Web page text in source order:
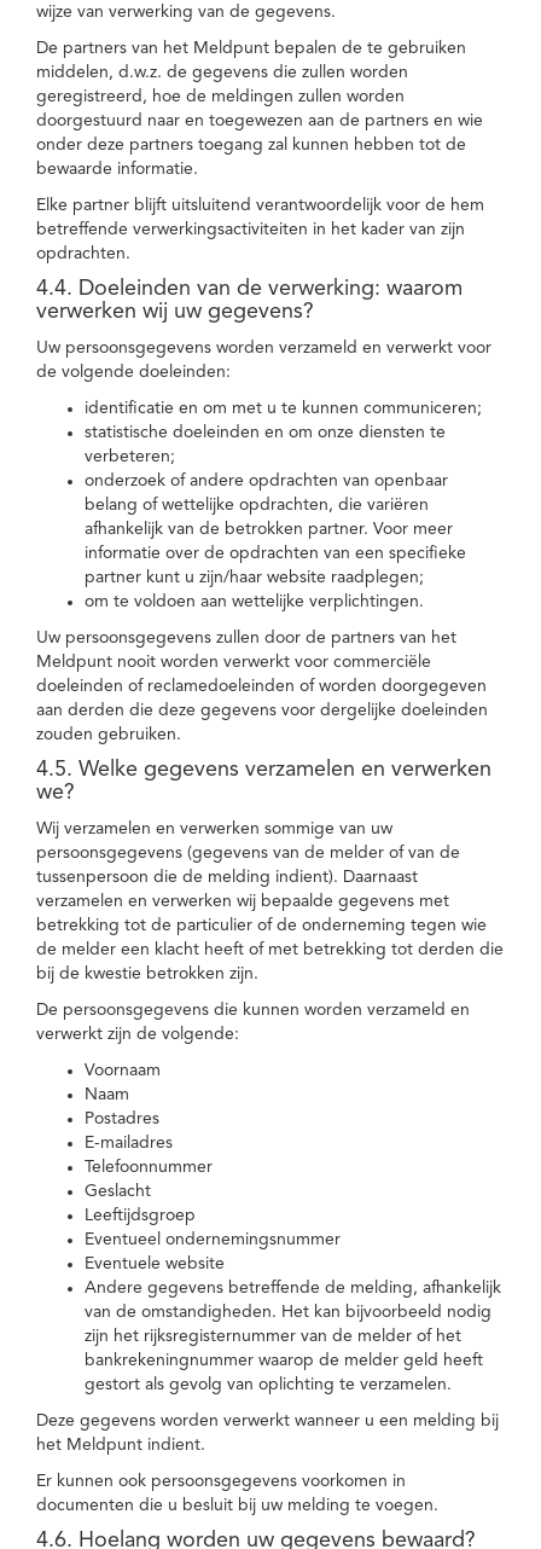
wijze van verwerking van de gegevens.
De partners van het Meldpunt bepalen de te gebruiken
middelen, d.w.z. de gegevens die zullen worden
geregistreerd, hoe de meldingen zullen worden
doorgestuurd naar en toegewezen aan de partners en wie
onder deze partners toegang zal kunnen hebben tot de
bewaarde informatie.
Elke partner blijft uitsluitend verantwoordelijk voor de hem
betreffende verwerkingsactiviteiten in het kader van zijn
opdrachten.
4.4. Doeleinden van de verwerking: waarom
verwerken wij uw gegevens?
Uw persoonsgegevens worden verzameld en verwerkt voor
de volgende doeleinden:
identificatie en om met u te kunnen communiceren;
statistische doeleinden en om onze diensten te
verbeteren;
onderzoek of andere opdrachten van openbaar
belang of wettelijke opdrachten, die variëren
afhankelijk van de betrokken partner. Voor meer
informatie over de opdrachten van een specifieke
partner kunt u zijn/haar website raadplegen;
om te voldoen aan wettelijke verplichtingen.
Uw persoonsgegevens zullen door de partners van het
Meldpunt nooit worden verwerkt voor commerciële
doeleinden of reclamedoeleinden of worden doorgegeven
aan derden die deze gegevens voor dergelijke doeleinden
zouden gebruiken.
4.5. Welke gegevens verzamelen en verwerken
we?
Wij verzamelen en verwerken sommige van uw
persoonsgegevens (gegevens van de melder of van de
tussenpersoon die de melding indient). Daarnaast
verzamelen en verwerken wij bepaalde gegevens met
betrekking tot de particulier of de onderneming tegen wie
de melder een klacht heeft of met betrekking tot derden die
bij de kwestie betrokken zijn.
De persoonsgegevens die kunnen worden verzameld en
verwerkt zijn de volgende:
Voornaam
Naam
Postadres
E-mailadres
Telefoonnummer
Geslacht
Leeftijdsgroep
Eventueel ondernemingsnummer
Eventuele website
Andere gegevens betreffende de melding, afhankelijk
van de omstandigheden. Het kan bijvoorbeeld nodig
zijn het rijksregisternummer van de melder of het
bankrekeningnummer waarop de melder geld heeft
gestort als gevolg van oplichting te verzamelen.
Deze gegevens worden verwerkt wanneer u een melding bij
het Meldpunt indient.
Er kunnen ook persoonsgegevens voorkomen in
documenten die u besluit bij uw melding te voegen.
4.6. Hoelang worden uw gegevens bewaard?